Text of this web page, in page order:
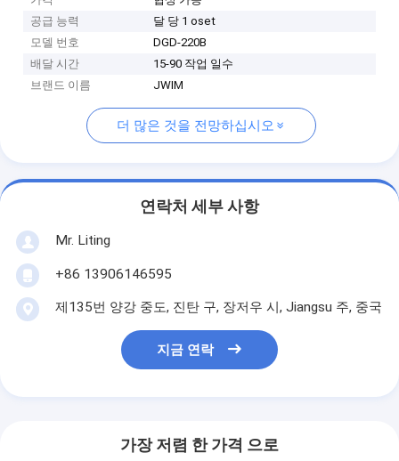
공급 능력
달 당 1 oset
모델 번호
DGD-220B
배달 시간
15-90 작업 일수
브랜드 이름
JWIM
더 많은 것을 전망하십시오
연락처 세부 사항
Mr. Liting
+86 13906146595
제135번 양강 중도, 진탄 구, 장저우 시, Jiangsu 주, 중국
지금 연락
가장 저렴 한 가격 으로